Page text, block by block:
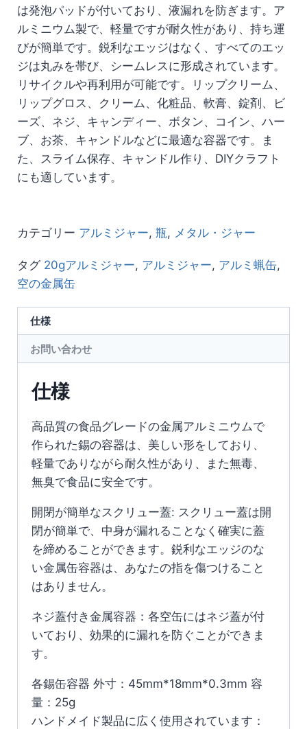
は発泡パッドが付いており、液漏れを防ぎます。ア
ルミニウム製で、軽量ですが耐久性があり、持ち運
びが簡単です。鋭利なエッジはなく、すべてのエッ
ジは丸みを帯び、シームレスに形成されています。
リサイクルや再利用が可能です。リップクリーム、
リップグロス、クリーム、化粧品、軟膏、錠剤、ビ
ーズ、ネジ、キャンディー、ボタン、コイン、ハー
ブ、お茶、キャンドルなどに最適な容器です。ま
た、スライム保存、キャンドル作り、DIYクラフト
にも適しています。
カテゴリー アルミジャー, 瓶, メタル・ジャー
タグ 20gアルミジャー, アルミジャー, アルミ蝋缶,
空の金属缶
仕様
お問い合わせ
仕様
高品質の食品グレードの金属アルミニウムで
作られた錫の容器は、美しい形をしており、
軽量でありながら耐久性があり、また無毒、
無臭で食品に安全です。
開閉が簡単なスクリュー蓋: スクリュー蓋は開
閉が簡単で、中身が漏れることなく確実に蓋
を締めることができます。鋭利なエッジのな
い金属缶容器は、あなたの指を傷つけること
はありません。
ネジ蓋付き金属容器：各空缶にはネジ蓋が付
いており、効果的に漏れを防ぐことができま
す。
各錫缶容器 外寸：45mm*18mm*0.3mm 容
量：25g
ハンドメイド製品に広く使用されています：